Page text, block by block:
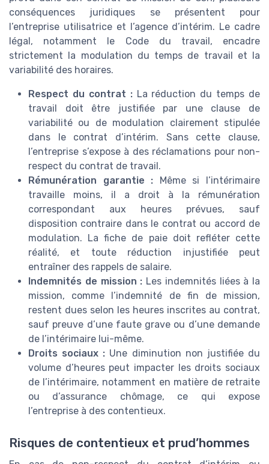
conséquences juridiques se présentent pour
l’entreprise utilisatrice et l’agence d’intérim. Le cadre
légal, notamment le Code du travail, encadre
strictement la modulation du temps de travail et la
variabilité des horaires.
Respect du contrat :La réduction du temps de
travail doit être justifiée par une clause de
variabilité ou de modulation clairement stipulée
dans le contrat d’intérim. Sans cette clause,
l’entreprise s’expose à des réclamations pour non-
respect du contrat de travail.
Rémunération garantie : Même si l’intérimaire
travaille moins, il a droit à la rémunération
correspondant aux heures prévues, sauf
disposition contraire dans le contrat ou accord de
modulation. La fiche de paie doit refléter cette
réalité, et toute réduction injustifiée peut
entraîner des rappels de salaire.
Indemnités de mission : Les indemnités liées à la
mission, comme l’indemnité de fin de mission,
restent dues selon les heures inscrites au contrat,
sauf preuve d’une faute grave ou d’une demande
de l’intérimaire lui-même.
Droits sociaux : Une diminution non justifiée du
volume d’heures peut impacter les droits sociaux
de l’intérimaire, notamment en matière de retraite
ou d’assurance chômage, ce qui expose
l’entreprise à des contentieux.
Risques de contentieux et prud’hommes